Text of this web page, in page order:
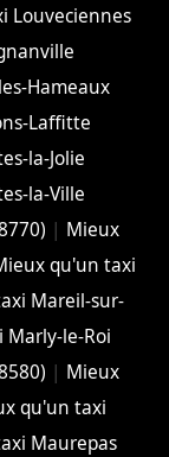
Louveciennes
Hameaux
Laffitte
la-Jolie
la-Ville
| Mieux
qu'un taxi
Mareil-sur-
le-Roi
| Mieux
qu'un taxi
Maurepas